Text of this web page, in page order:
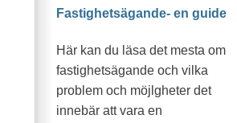
Fastighetsägande- en guide
Här kan du läsa det mesta om
fastighetsägande och vilka
problem och möjlgheter det
innebär att vara en